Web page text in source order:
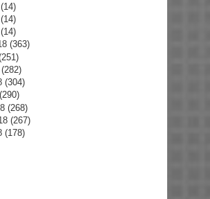
(14)
(14)
(14)
(363)
(282)
(304)
(290)
(268)
(267)
(178)